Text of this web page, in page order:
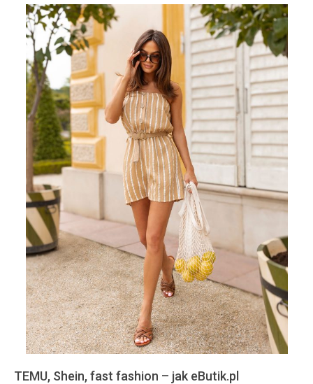
TEMU, Shein, fast fashion – jak eButik.pl